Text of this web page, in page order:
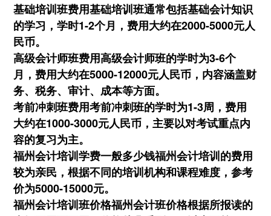
基础培训班费用基础培训班通常包括基础会计知识
的学习，学时1-2个月，费用大约在2000-5000元人
民币。
高级会计师班费用高级会计师班的学时为3-6个
月，费用大约在5000-12000元人民币，内容涵盖财
务、税务、审计、成本等方面。
考前冲刺班费用考前冲刺班的学时为1-3周，费用
大约在1000-3000元人民币，主要以对考试重点内
容的复习为主。
福州会计培训学费一般多少钱福州会计培训的费用
较为亲民，根据不同的培训机构和课程难度，参考
价为5000-15000元。
福州会计培训班价格福州会计班价格根据所报读的